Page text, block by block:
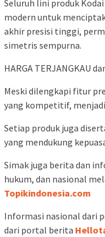
Seluruh lini produk
modern untuk
akhir presisi tinggi,
simetris sempurna.
HARGA TERJANGKAU
Meski dilengkapi fitur
yang kompetitif,
Setiap produk juga
yang mendukung
Simak juga berita dan
hukum, dan nasional
Topikindonesia.com
Informasi nasional dari
dari portal berita